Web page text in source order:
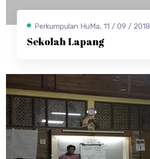
Perkumpulan HuMa, 11 / 09 / 2018
Sekolah Lapang